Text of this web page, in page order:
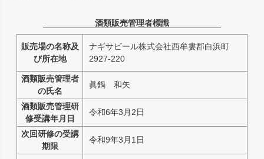
酒類販売管理者標識
販売場の名称及
び所在地
ナギサビール株式会社西牟婁郡白浜町
2927-220
酒類販売管理者
の氏名
眞鍋 和矢
酒類販売管理研
修受講年月日
令和6年3月2日
次回研修の受講
期限
令和9年3月1日